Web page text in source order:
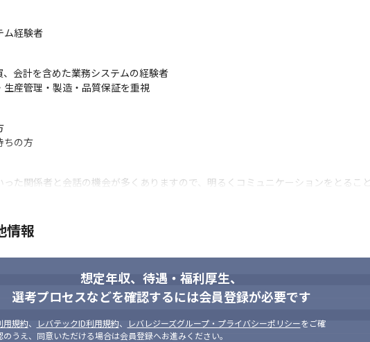
ム経験者
会計を含めた業務システムの経験者
産管理・製造・品質保証を重視
ちの方
た関係者と会話の機会が多くありますので、明るくコミュニケーションをとるこ
業務システム全般を理解し、中心的に取り纏めができるスタッフへの成長を期待し
情報
想定年収、待遇・福利厚生、
選考プロセスなどを確認するには会員登録が必要です
用規約、 レバテックID利用規約、 レバレジーズグループ・プライバシーポリシーをご確
のうえ、同意いただける場合は会員登録へお進みください。